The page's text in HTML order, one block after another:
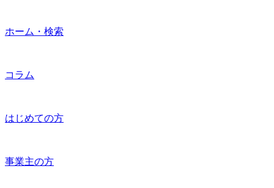
ホーム・検索
コラム
はじめての方
事業主の方